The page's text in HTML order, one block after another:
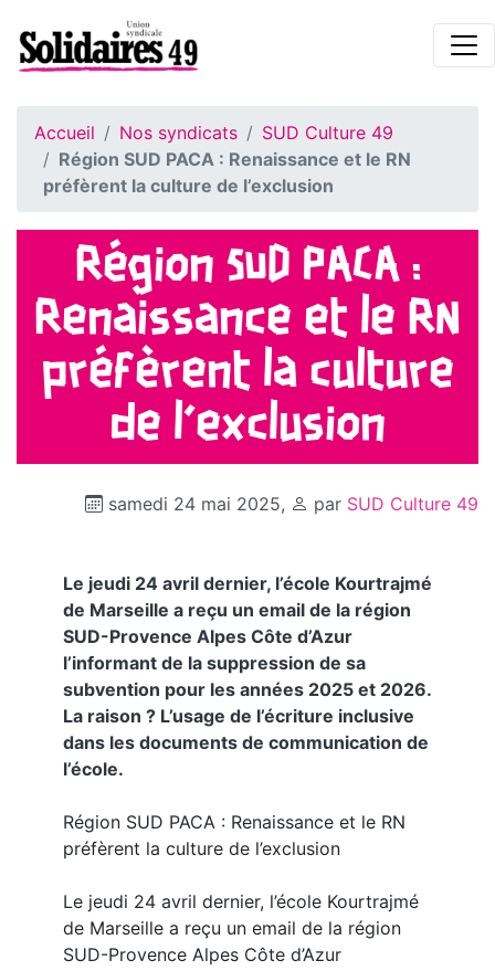
Accueil Nos syndicats
SUD Culture 49
Région SUD PACA : Renaissance et le RN
préfèrent la culture de l’exclusion
Région SUD PACA :
Renaissance et le RN
préfèrent la culture
de l’exclusion
samedi 24 mai 2025, par SUD Culture 49
Le jeudi 24 avril dernier, l’école Kourtrajmé
de Marseille a reçu un email de la région
SUD-Provence Alpes Côte d’Azur
l’informant de la suppression de sa
subvention pour les années 2025 et 2026.
La raison ? L’usage de l’écriture inclusive
dans les documents de communication de
l’école.
Région SUD PACA : Renaissance et le RN
préfèrent la culture de l’exclusion
Le jeudi 24 avril dernier, l’école Kourtrajmé
de Marseille a reçu un email de la région
SUD-Provence Alpes Côte d’Azur